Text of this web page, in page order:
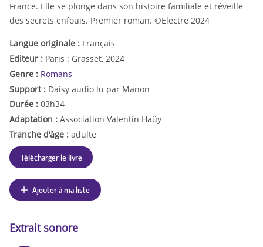
France. Elle se plonge dans son histoire familiale et réveille
des secrets enfouis. Premier roman. ©Electre 2024
Langue originale : Français
Editeur : Paris : Grasset, 2024
Genre : Romans
Support : Daisy audio lu par Manon
Durée : 03h34
Adaptation : Association Valentin Haüy
Tranche d'âge : adulte
Télécharger le livre
Ajouter à ma liste
Extrait sonore